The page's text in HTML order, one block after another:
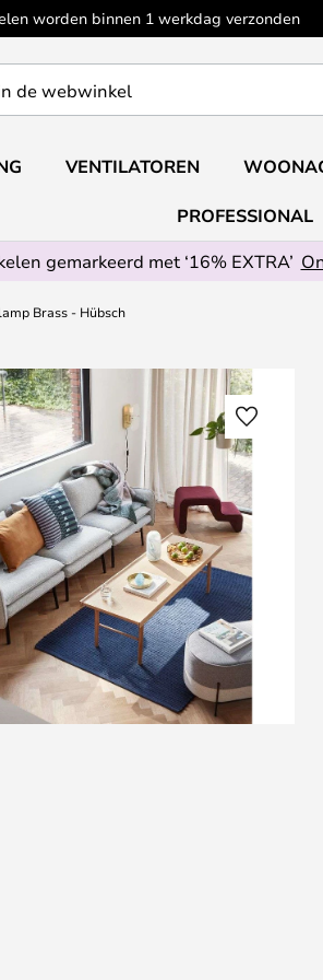
worden binnen 1 werkdag verzonden
VENTILATOREN
PROFESSIONAL
gemarkeerd met ‘16% EXTRA’
Brass - Hübsch